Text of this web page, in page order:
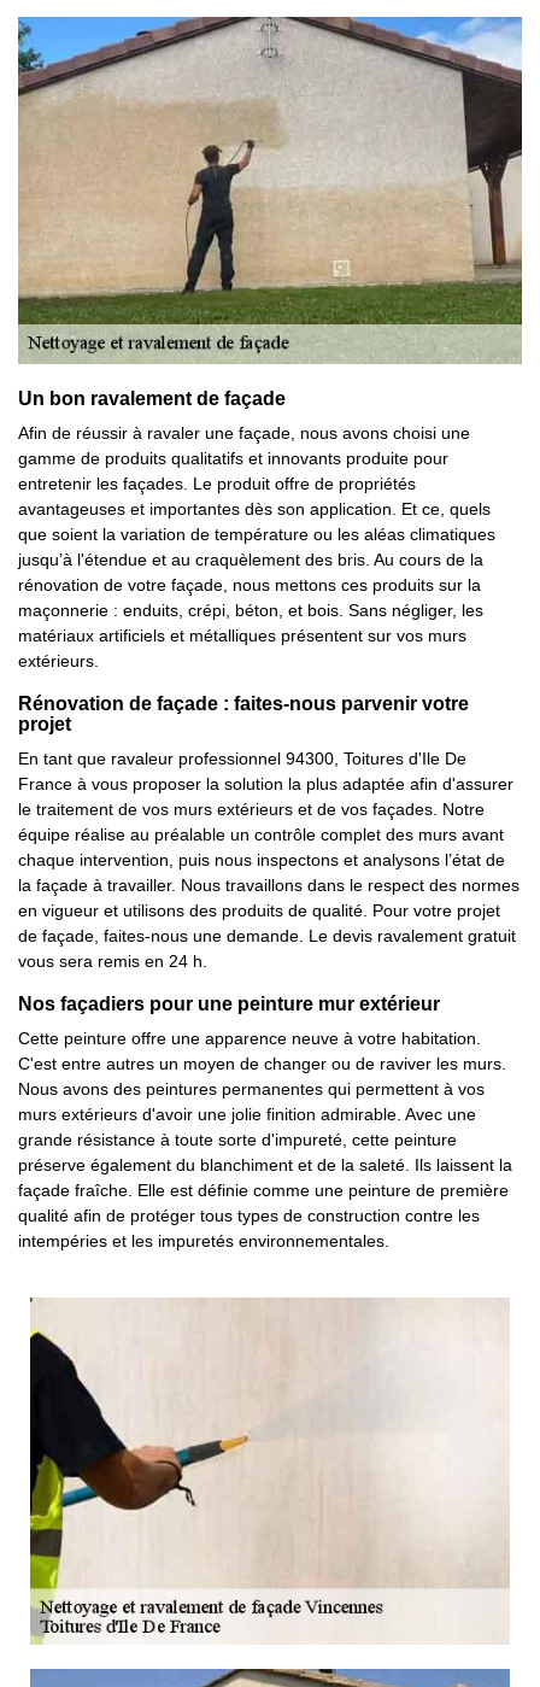
Un bon ravalement de façade
Afin de réussir à ravaler une façade, nous avons choisi une
gamme de produits qualitatifs et innovants produite pour
entretenir les façades. Le produit offre de propriétés
avantageuses et importantes dès son application. Et ce, quels
que soient la variation de température ou les aléas climatiques
jusqu’à l'étendue et au craquèlement des bris. Au cours de la
rénovation de votre façade, nous mettons ces produits sur la
maçonnerie : enduits, crépi, béton, et bois. Sans négliger, les
matériaux artificiels et métalliques présentent sur vos murs
extérieurs.
Rénovation de façade : faites-nous parvenir votre
projet
En tant que ravaleur professionnel 94300, Toitures d'Ile De
France à vous proposer la solution la plus adaptée afin d'assurer
le traitement de vos murs extérieurs et de vos façades. Notre
équipe réalise au préalable un contrôle complet des murs avant
chaque intervention, puis nous inspectons et analysons l’état de
la façade à travailler. Nous travaillons dans le respect des normes
en vigueur et utilisons des produits de qualité. Pour votre projet
de façade, faites-nous une demande. Le devis ravalement gratuit
vous sera remis en 24 h.
Nos façadiers pour une peinture mur extérieur
Cette peinture offre une apparence neuve à votre habitation.
C'est entre autres un moyen de changer ou de raviver les murs.
Nous avons des peintures permanentes qui permettent à vos
murs extérieurs d'avoir une jolie finition admirable. Avec une
grande résistance à toute sorte d'impureté, cette peinture
préserve également du blanchiment et de la saleté. Ils laissent la
façade fraîche. Elle est définie comme une peinture de première
qualité afin de protéger tous types de construction contre les
intempéries et les impuretés environnementales.